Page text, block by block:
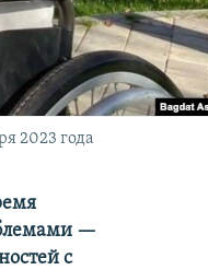
2023 года
—
с